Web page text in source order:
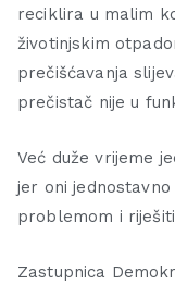
reciklira u malim
životinjskim
prečišćavanja
prečistač nije u
Već duže vrijeme
jer oni jednostavno
problemom i
Zastupnica